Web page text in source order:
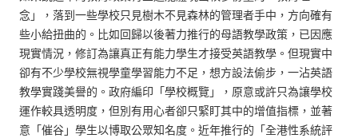
念」，落到一些學校只見樹木不見森林的管理者手中，方向確有
些小給扭曲的。比如回歸以後著力推行的母語教學政策，已因應
現實情況，修訂為讓真正有能力學生才接受英語教學。但現實中
卻有不少學校無視學童學習能力不足，想方設法偷步，一沾英語
教學實踐美譽的。政府編印「學校概覽」，原意或許只為讓學校
運作較具透明度，但別有用心者卻只緊盯其中的增值指標，並著
意「催谷」學生以博取公眾知名度。近年推行的「全港性系統評